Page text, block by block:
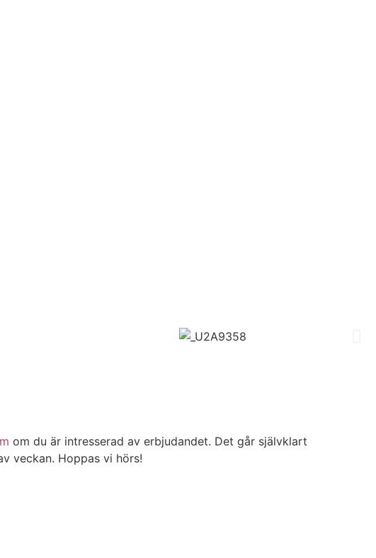
om du är intresserad av erbjudandet. Det går självklart
veckan. Hoppas vi hörs!